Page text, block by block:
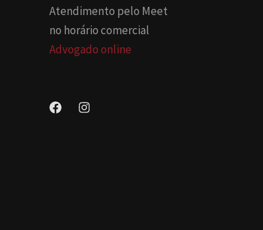
Atendimento pelo Meet
no horário comercial
Advogado online